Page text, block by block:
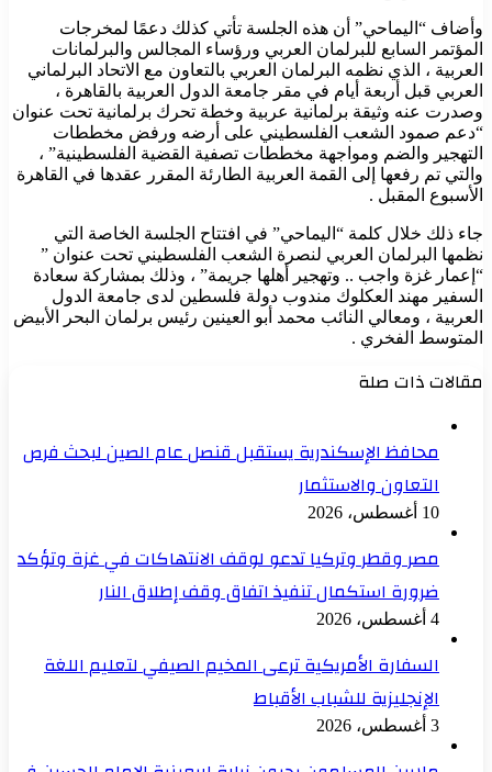
وأضاف “اليماحي” أن هذه الجلسة تأتي كذلك دعمًا لمخرجات
المؤتمر السابع للبرلمان العربي ورؤساء المجالس والبرلمانات
العربية ، الذي نظمه البرلمان العربي بالتعاون مع الاتحاد البرلماني
العربي قبل أربعة أيام في مقر جامعة الدول العربية بالقاهرة ،
وصدرت عنه وثيقة برلمانية عربية وخطة تحرك برلمانية تحت عنوان
“دعم صمود الشعب الفلسطيني على أرضه ورفض مخططات
التهجير والضم ومواجهة مخططات تصفية القضية الفلسطينية” ،
والتي تم رفعها إلى القمة العربية الطارئة المقرر عقدها في القاهرة
الأسبوع المقبل .
جاء ذلك خلال كلمة “اليماحي” في افتتاح الجلسة الخاصة التي
نظمها البرلمان العربي لنصرة الشعب الفلسطيني تحت عنوان ”
“إعمار غزة واجب .. وتهجير أهلها جريمة” ، وذلك بمشاركة سعادة
السفير مهند العكلوك مندوب دولة فلسطين لدى جامعة الدول
العربية ، ومعالي النائب محمد أبو العينين رئيس برلمان البحر الأبيض
المتوسط الفخري .
مقالات ذات صلة
محافظ الإسكندرية يستقبل قنصل عام الصين لبحث فرص
التعاون والاستثمار
10 أغسطس، 2026
مصر وقطر وتركيا تدعو لوقف الانتهاكات في غزة وتؤكد
ضرورة استكمال تنفيذ اتفاق وقف إطلاق النار
4 أغسطس، 2026
السفارة الأمريكية ترعى المخيم الصيفي لتعليم اللغة
الإنجليزية للشباب الأقباط
3 أغسطس، 2026